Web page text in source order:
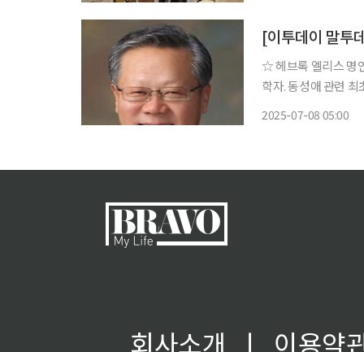
[이투데이 말투
☆ 헤브록 엘리스 명언 “새롭고, 다르며, 더 나은 성공의 바탕은 실패이다.” 잉글랜
학자. 동성애 관련
2025-07-08 05:00
회사소개 ㅣ
이용약